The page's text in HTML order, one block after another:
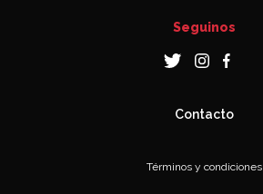
Seguinos
Contacto
Términos y condiciones